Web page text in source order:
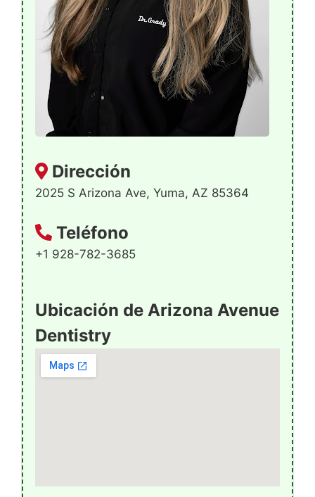
Dirección
2025 S Arizona Ave, Yuma, AZ 85364
Teléfono
+1 928-782-3685
Ubicación de Arizona Avenue
Dentistry